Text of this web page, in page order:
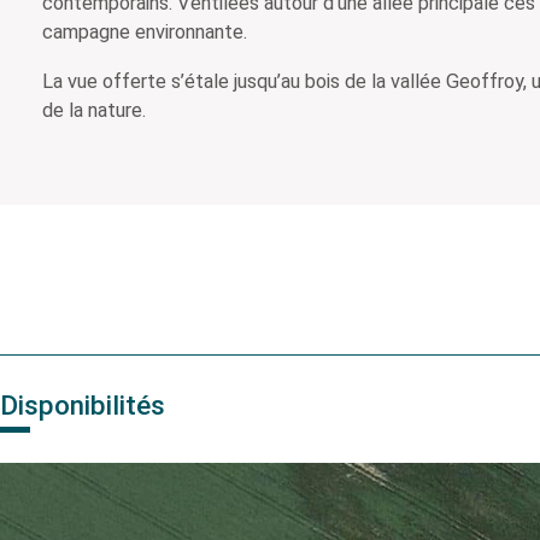
campagne environnante.
La vue offerte s’étale jusqu’au bois de la vallée Geoffroy,
de la nature.
Disponibilités